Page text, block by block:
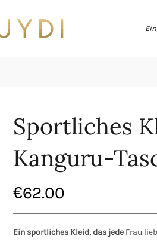
Sportliches
Kanguru-
€62.00
Ein sportliches Kleid, das jede Frau